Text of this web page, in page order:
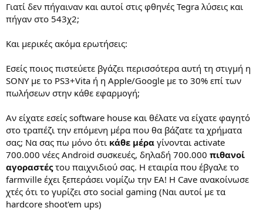
Γιατί δεν πήγαιναν και αυτοί στις φθηνές Tegra λύσεις και
πήγαν στο 543χ2;
Και μερικές ακόμα ερωτήσεις:
Εσείς ποιος πιστεύετε βγάζει περισσότερα αυτή τη στιγμή η
SONY με το PS3+Vita ή η Apple/Google με το 30% επί των
πωλήσεων στην κάθε εφαρμογή;
Αν είχατε εσείς software house και θέλατε να είχατε φαγητό
στο τραπέζι την επόμενη μέρα που θα βάζατε τα χρήματα
σας; Να σας πω μόνο ότι κάθε μέρα γίνονται activate
700.000 νέες Android συσκευές, δηλαδή 700.000 πιθανοί
αγοραστέςτου παιχνιδιού σας. Η εταιρία που έβγαλε το
farmville έχει ξεπεράσει νομίζω την ΕΑ! Η Cave ανακοίνωσε
χτές ότι το γυρίζει στο social gaming (Ναι αυτοί με τα
hardcore shoot'em ups)